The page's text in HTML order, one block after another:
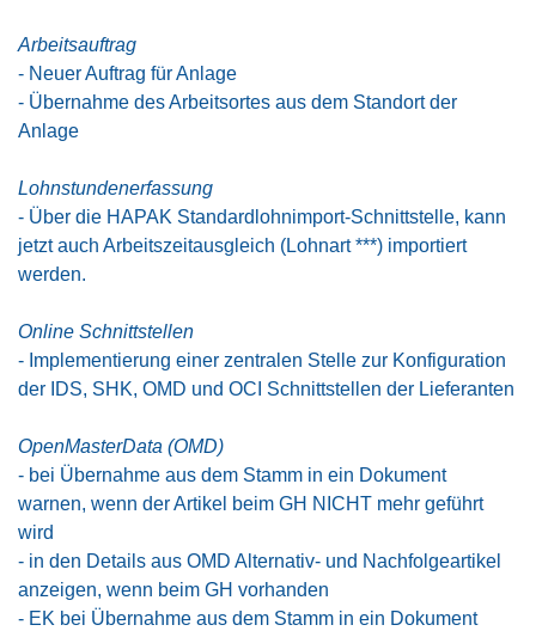
Arbeitsauftrag
- Neuer Auftrag für Anlage
- Übernahme des Arbeitsortes aus dem Standort der
Anlage
Lohnstundenerfassung
- Über die HAPAK Standardlohnimport-Schnittstelle, kann
jetzt auch Arbeitszeitausgleich (Lohnart ***) importiert
werden.
Online Schnittstellen
- Implementierung einer zentralen Stelle zur Konfiguration
der IDS, SHK, OMD und OCI Schnittstellen der Lieferanten
OpenMasterData (OMD)
- bei Übernahme aus dem Stamm in ein Dokument
warnen, wenn der Artikel beim GH NICHT mehr geführt
wird
- in den Details aus OMD Alternativ- und Nachfolgeartikel
anzeigen, wenn beim GH vorhanden
- EK bei Übernahme aus dem Stamm in ein Dokument